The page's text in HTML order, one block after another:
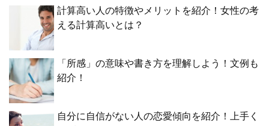
計算高い人の特徴やメリットを紹介！女性の考
える計算高いとは？
「所感」の意味や書き方を理解しよう！文例も
紹介！
自分に自信がない人の恋愛傾向を紹介！上手く